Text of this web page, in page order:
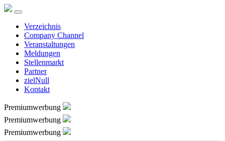
Verzeichnis
Company Channel
Veranstaltungen
Meldungen
Stellenmarkt
Partner
zielNull
Kontakt
Premiumwerbung
Premiumwerbung
Premiumwerbung